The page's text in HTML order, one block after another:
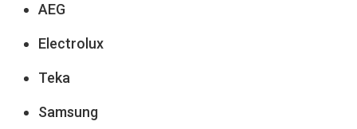
AEG
Electrolux
Teka
Samsung